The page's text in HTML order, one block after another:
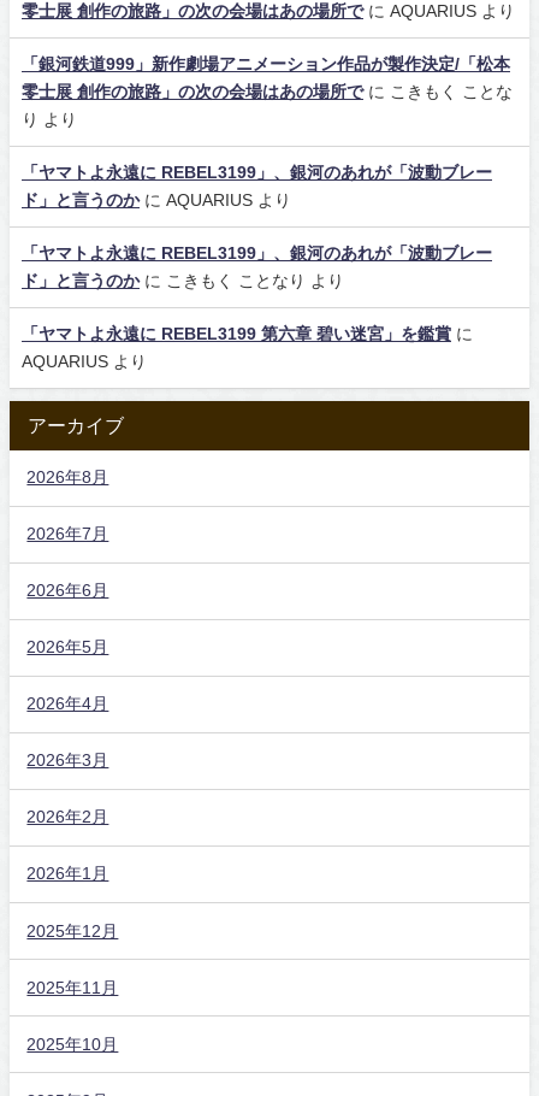
零士展 創作の旅路」の次の会場はあの場所でに AQUARIUS より
「銀河鉄道999」新作劇場アニメーション作品が製作決定/「松本
零士展 創作の旅路」の次の会場はあの場所でに
こきもく ことな
り
より
「ヤマトよ永遠に REBEL3199」、銀河のあれが「波動ブレー
ド」と言うのかに AQUARIUS より
「ヤマトよ永遠に REBEL3199」、銀河のあれが「波動ブレー
ド」と言うのかに こきもく ことなり より
「ヤマトよ永遠に REBEL3199 第六章 碧い迷宮」を鑑賞 に
AQUARIUS より
アーカイブ
2026年8月
2026年7月
2026年6月
2026年5月
2026年4月
2026年3月
2026年2月
2026年1月
2025年12月
2025年11月
2025年10月